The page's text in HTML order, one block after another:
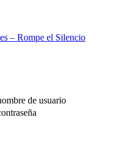
– Rompe el Silencio
de usuario